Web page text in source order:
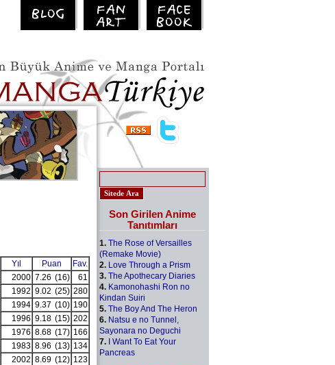
Yıl Puan
Fav.
2000 7.26 (16)
61
1992 9.02 (25) 280
1994 9.37 (10) 190
1996 9.18 (15) 202
1976 8.68 (17) 166
1983 8.96 (13) 134
2002 8.69 (12) 123
Son Girilen Anime
Tanıtımları
1. The Rose of Versailles
(Remake Movie)
2. Love Through a Prism
3. The Apothecary Diaries
4. Kamonohashi Ron no
Kindan Suiri
5. The Boy And The Heron
6. Natsu e no Tunnel,
Sayonara no Deguchi
7. I Want To Eat Your
Pancreas